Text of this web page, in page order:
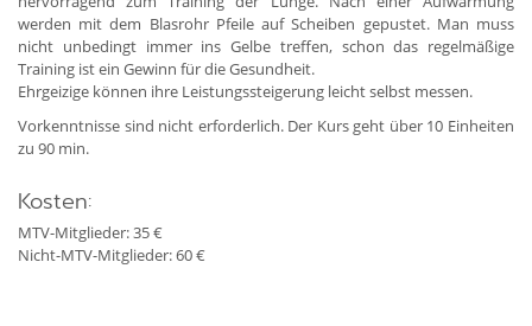
werden mit dem Blasrohr Pfeile auf Scheiben gepustet. Man muss
nicht unbedingt immer ins Gelbe treffen, schon das regelmäßige
Training ist ein Gewinn für die Gesundheit.
Ehrgeizige können ihre Leistungssteigerung leicht selbst messen.
Vorkenntnisse sind nicht erforderlich. Der Kurs geht über 10 Einheiten
zu 90 min.
Kosten:
MTV-Mitglieder: 35 €
Nicht-MTV-Mitglieder: 60 €